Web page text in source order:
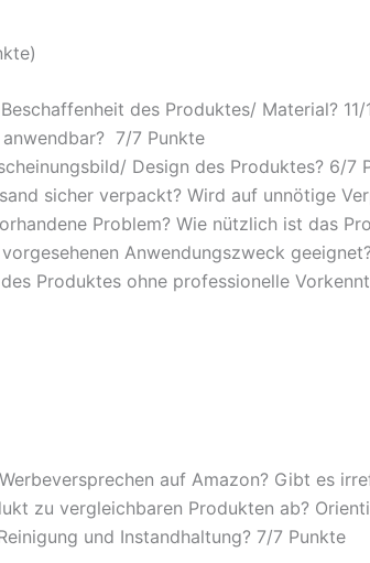
des Produktes/ Material? 11/
? 7/7 Punkte
Design des Produktes? 6/7
sicher verpackt? Wird auf unnötige
Problem? Wie nützlich ist das
Anwendungszweck
Produktes ohne professionelle
auf Amazon? Gibt es
zu vergleichbaren Produkten ab?
und Instandhaltung? 7/7 Punkte